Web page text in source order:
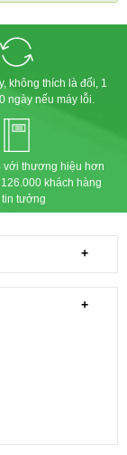
không thích là đổi, 1
ngày nếu máy lỗi.
với thương hiệu hơn
khách hàng
tin tưởng
+
+